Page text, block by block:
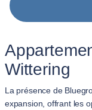
Wittering
La présence de
expansion, offrant les